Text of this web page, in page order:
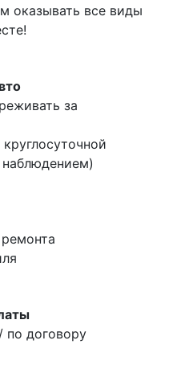
оказывать все виды
за
по договору